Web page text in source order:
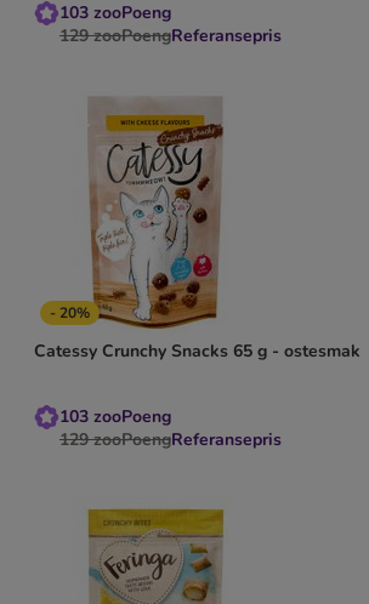
103 zooPoeng
129 zooPoengReferansepris
- 20%
Catessy Crunchy Snacks 65 g - ostesmak
103 zooPoeng
129 zooPoengReferansepris